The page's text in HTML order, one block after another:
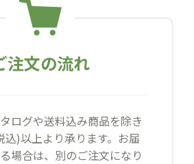
注文の流れ
ログや送料込み商品を除き
込)以上より承ります。お届
場合は、別のご注文になり